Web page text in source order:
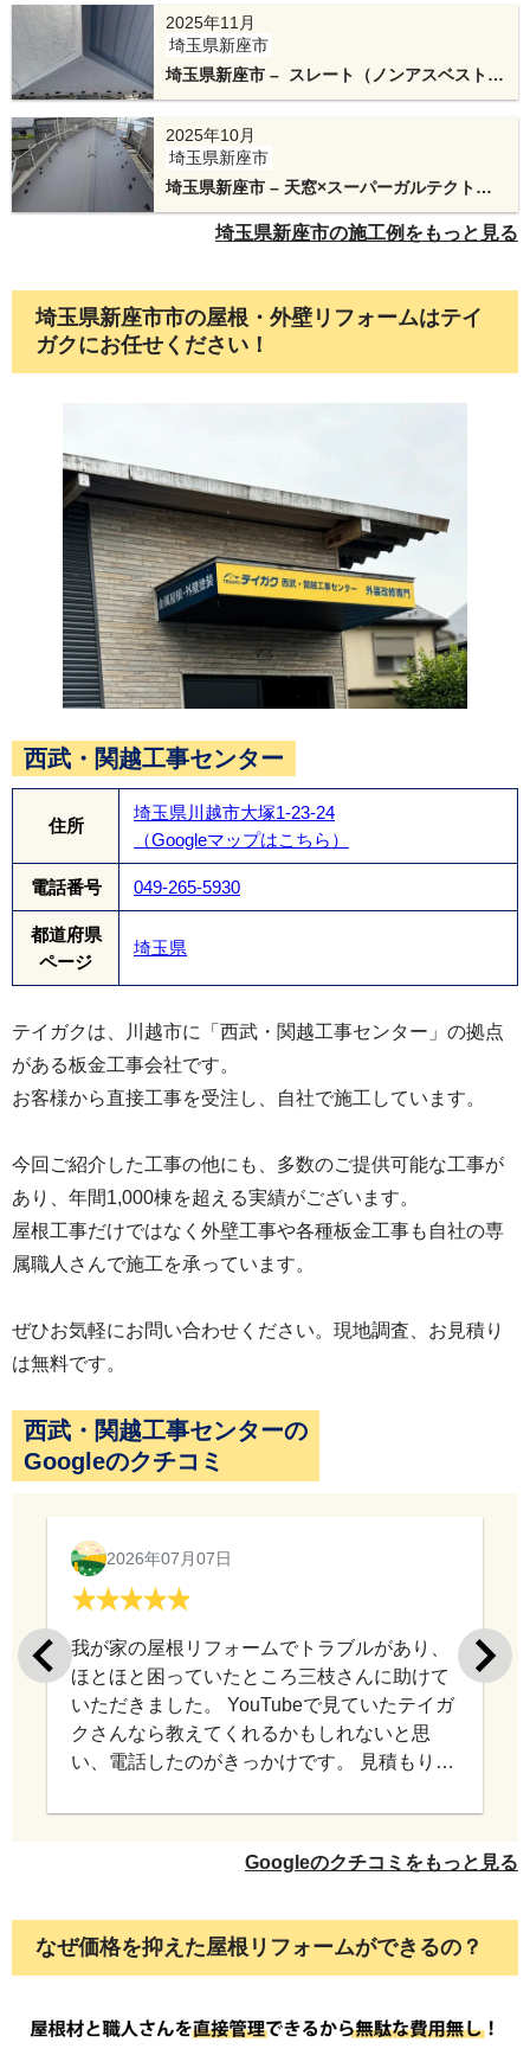
棟下地材は、テイガクが開発した特許取得の金属
製下地「エスヌキ」です。高い耐久性と耐風性 下
地材自体が腐食の心配がない金属製であるため、
点が根本から解消されます。
屋根の頂上部分に下地材を設置し、換気棟をかぶ
せて固定します。屋根裏の熱気や湿気を排出する
ための部材です。さらに快適性と耐久性を高める
ム
2025年11月
埼玉県新座市
埼玉県新座市 – スレート（ノンアスベスト）
屋根の劣化対策！スーパーガルテクトでカバ
ー工法
2025年10月
埼玉県新座市
埼玉県新座市 – 天窓×スーパーガルテクトで
屋根カバー工法
埼玉県新座市の施工例をもっと見る
埼玉県新座市市の屋根・外壁リフォームはテイ
ガクにお任せください！
西武・関越工事センター
住所
埼玉県川越市大塚1-23-24
（Googleマップはこちら）
電話番号 049-265-5930
都道府県
ページ
埼玉県
テイガクは、川越市に「西武・関越工事センター」の拠点
がある板金工事会社です。
お客様から直接工事を受注し、自社で施工しています。
今回ご紹介した工事の他にも、多数のご提供可能な工事が
あり、年間1,000棟を超える実績がございます。
屋根工事だけではなく外壁工事や各種板金工事も自社の専
属職人さんで施工を承っています。
ぜひお気軽にお問い合わせください。現地調査、お見積り
は無料です。
西武・関越工事センターの
Googleのクチコミ
2026年07月07日
我が家の屋根リフォームでトラブルがあり、
ほとほと困っていたところ三枝さんに助けて
いただきました。 YouTubeで見ていたテイガ
クさんなら教えてくれるかもしれないと思
い、電話したのがきっかけです。 見積もり依
私の話を親身に聞いて下さり、アドバイスを
だけ有り難かったかわかりません。今は感謝
難にすることができました。 屋根外壁工事は
大きな出費ですし、一生のうちに何度もやる
業者選びが大切だということを 身をもって感
Googleのクチコミをもっと見る
なぜ価格を抑えた屋根リフォームができるの？